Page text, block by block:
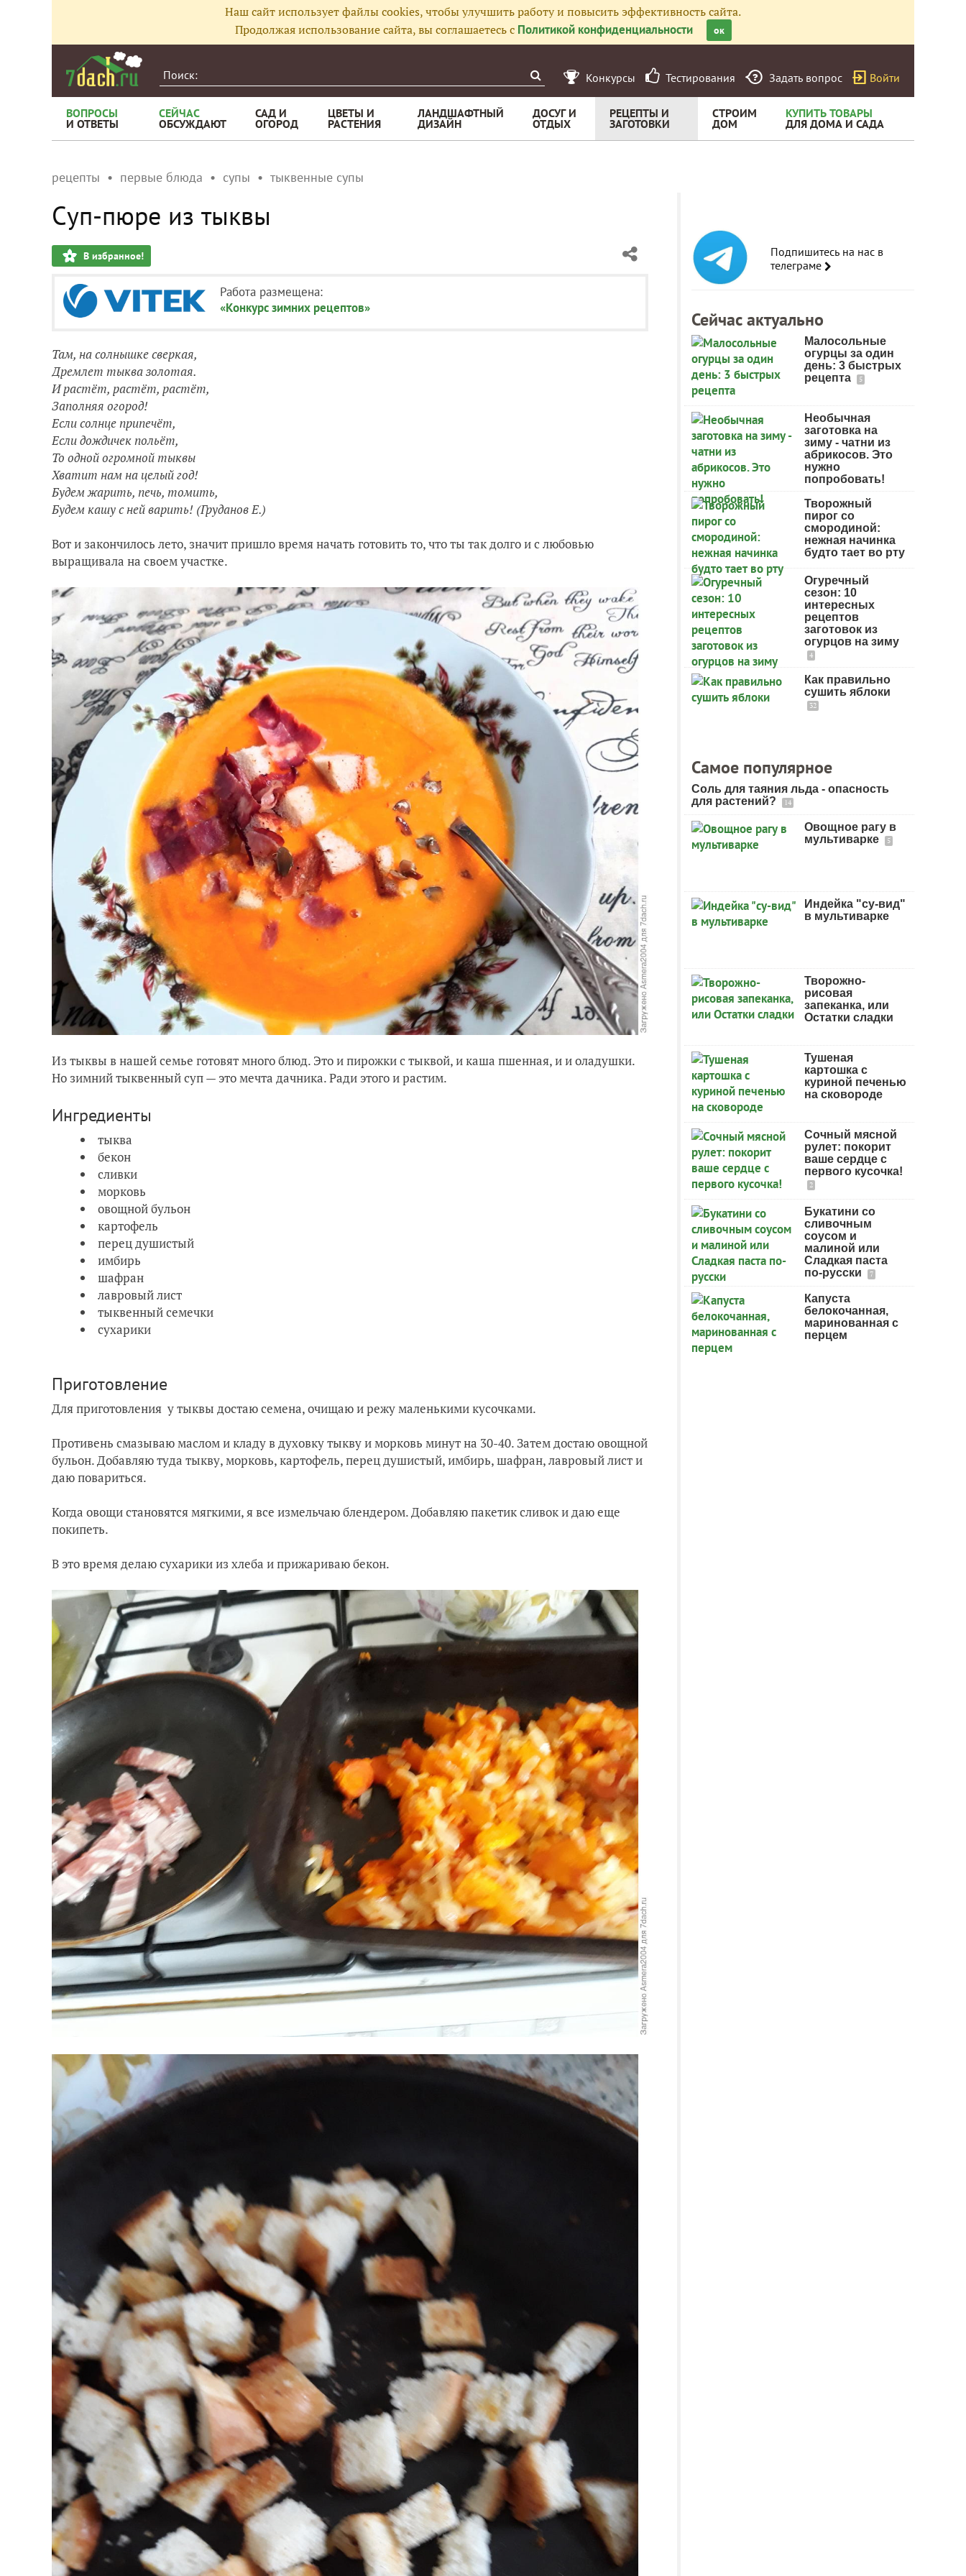
Наш сайт использует файлы cookies, чтобы улучшить работу и повысить эффективность сайта.
Продолжая использование сайта, вы соглашаетесь с Политикой конфиденциальности ок
Конкурсы Тестирования Задать вопрос Войти
ВОПРОСЫ
И ОТВЕТЫ
СЕЙЧАС
ОБСУЖДАЮТ
САД И
ОГОРОД
ЦВЕТЫ И
РАСТЕНИЯ
ЛАНДШАФТНЫЙ
ДИЗАЙН
ДОСУГ И
ОТДЫХ
РЕЦЕПТЫ И
ЗАГОТОВКИ
СТРОИМ
ДОМ
КУПИТЬ ТОВАРЫ
ДЛЯ ДОМА И САДА
рецепты первые блюда супы тыквенные супы
Суп-пюре из тыквы
В избранное!
Работа размещена:
«Конкурс зимних рецептов»
Там, на солнышке сверкая,
Дремлет тыква золотая.
И растёт, растёт, растёт,
Заполняя огород!
Если солнце припечёт,
Если дождичек польёт,
То одной огромной тыквы
Хватит нам на целый год!
Будем жарить, печь, томить,
Будем кашу с ней варить! (Груданов Е.)
Вот и закончилось лето, значит пришло время начать готовить то, что ты так долго и с любовью
выращивала на своем участке.
Из тыквы в нашей семье готовят много блюд. Это и пирожки с тыквой, и каша пшенная, и и оладушки.
Но зимний тыквенный суп — это мечта дачника. Ради этого и растим.
Ингредиенты
тыква
бекон
сливки
морковь
овощной бульон
картофель
перец душистый
имбирь
шафран
лавровый лист
тыквенный семечки
сухарики
Приготовление
Для приготовления у тыквы достаю семена, очищаю и режу маленькими кусочками.
Противень смазываю маслом и кладу в духовку тыкву и морковь минут на 30-40. Затем достаю овощной
бульон. Добавляю туда тыкву, морковь, картофель, перец душистый, имбирь, шафран, лавровый лист и
даю повариться.
Когда овощи становятся мягкими, я все измельчаю блендером. Добавляю пакетик сливок и даю еще
покипеть.
В это время делаю сухарики из хлеба и прижариваю бекон.
Подпишитесь на нас в
телеграме
Сейчас актуально
Малосольные
огурцы за один
день: 3 быстрых
рецепта
5
Необычная
заготовка на
зиму - чатни из
абрикосов. Это
нужно
попробовать!
Творожный
пирог со
смородиной:
нежная начинка
будто тает во рту
Огуречный
сезон: 10
интересных
рецептов
заготовок из
огурцов на зиму
4
Как правильно
сушить яблоки
32
Самое популярное
Соль для таяния льда - опасность
для растений?
14
Овощное рагу в
мультиварке
5
Индейка "су-вид"
в мультиварке
Творожно-
рисовая
запеканка, или
Остатки сладки
Тушеная
картошка с
куриной печенью
на сковороде
Сочный мясной
рулет: покорит
ваше сердце с
первого кусочка!
2
Букатини со
сливочным
соусом и
малиной или
Сладкая паста
по-русски
7
Капуста
белокочанная,
маринованная с
перцем